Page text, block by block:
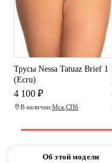
Трусы Nessa Tatuaz Brief 1
(Ecru)
4 100 ₽
В наличии:Мск СПб
Об этой модели